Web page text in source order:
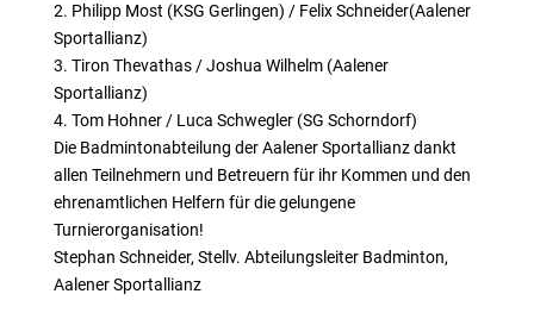
2. Philipp Most (KSG Gerlingen) / Felix Schneider(Aalener
Sportallianz)
3. Tiron Thevathas / Joshua Wilhelm (Aalener
Sportallianz)
4. Tom Hohner / Luca Schwegler (SG Schorndorf)
Die Badmintonabteilung der Aalener Sportallianz dankt
allen Teilnehmern und Betreuern für ihr Kommen und den
ehrenamtlichen Helfern für die gelungene
Turnierorganisation!
Stephan Schneider, Stellv. Abteilungsleiter Badminton,
Aalener Sportallianz